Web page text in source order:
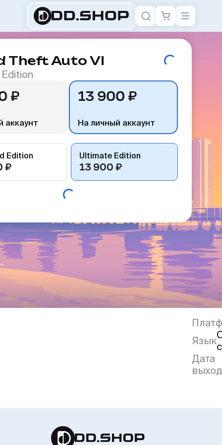
Theft Auto VI
₽
аккаунт
13 900 ₽
На личный аккаунт
Edition
₽
Ultimate Edition
13 900 ₽
Язык
Дата